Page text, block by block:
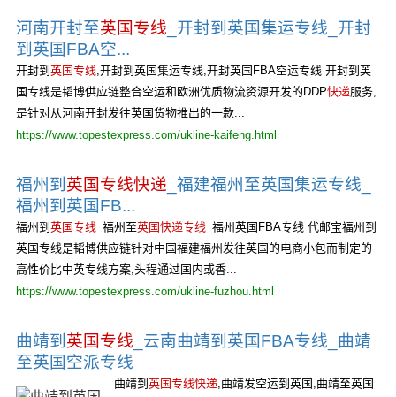
河南开封至英国专线 _开封到英国集运专线_开封
到英国FBA空...
开封到 英国专线,开封到英国集运专线,开封英国FBA空运专线 开封到英
国专线是韬博供应链整合空运和欧洲优质物流资源开发的DDP快递服务,
是针对从河南开封发往英国货物推出的一款...
https://www.topestexpress.com/ukline-kaifeng.html
福州到 英国专线快递 _福建福州至英国集运专线_
福州到英国FB...
福州到 英国专线_福州至英国快递专线_福州英国FBA专线 代邮宝福州到
英国专线是韬博供应链针对中国福建福州发往英国的电商小包而制定的
高性价比中英专线方案,头程通过国内或香...
https://www.topestexpress.com/ukline-fuzhou.html
曲靖到 英国专线 _云南曲靖到英国FBA专线_曲靖
至英国空派专线
曲靖到 英国专线快递,曲靖发空运到英国,曲靖至英国